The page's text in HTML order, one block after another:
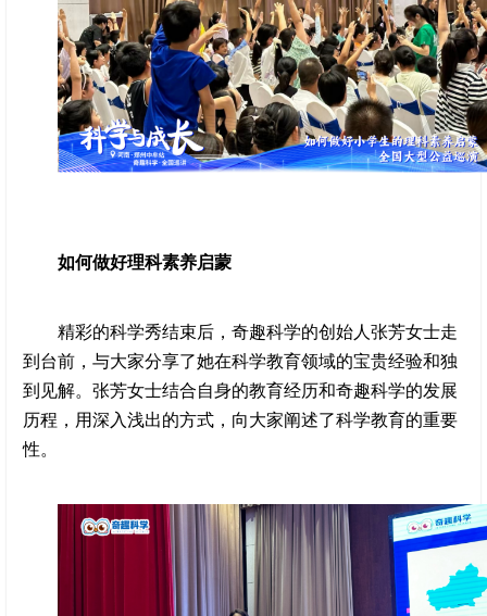
如何做好理科素养启蒙
精彩的科学秀结束后，奇趣科学的创始人张芳女士走
到台前，与大家分享了她在科学教育领域的宝贵经验和独
到见解。张芳女士结合自身的教育经历和奇趣科学的发展
历程，用深入浅出的方式，向大家阐述了科学教育的重要
性。